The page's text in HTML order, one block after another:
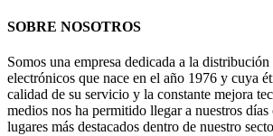
SOBRE NOSOTROS
Somos una empresa dedicada a la
electrónicos que nace en el año 1976 y cuya
calidad de su servicio y la constante mejora
medios nos ha permitido llegar a nuestros
lugares más destacados dentro de nuestro